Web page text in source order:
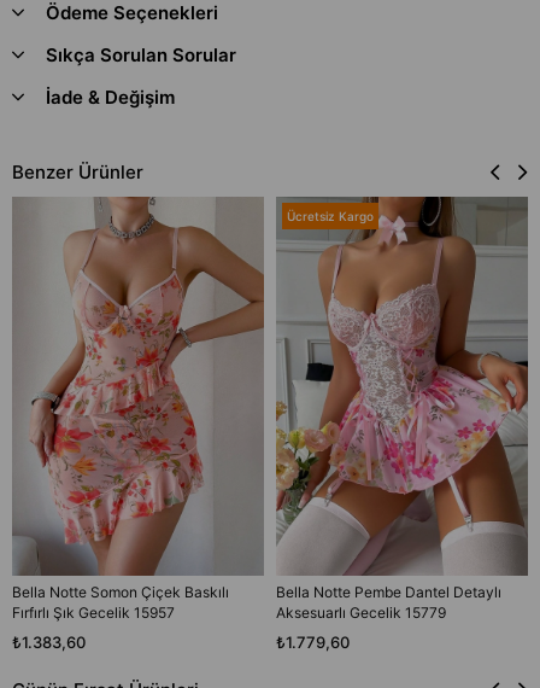
Ödeme Seçenekleri
Sıkça Sorulan Sorular
İade & Değişim
Benzer Ürünler
Bella Notte Somon Çiçek Baskılı
Fırfırlı Şık Gecelik 15957
₺1.383,60
Bella Notte Pembe Dantel Detaylı
Aksesuarlı Gecelik 15779
₺1.779,60
Ücretsiz Kargo